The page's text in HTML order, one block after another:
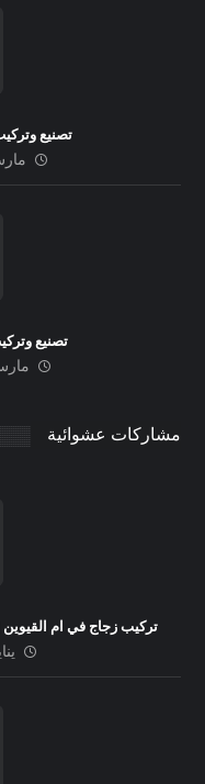
تصنيع
مارس
تصنيع
مارس 15,
مشاركات عشوائية
تركيب زجاج في ام القيوين
يناير